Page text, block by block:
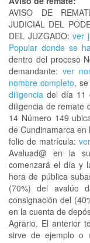
AVISO DE
JUDICIAL DEL
DEL JUZGADO: ver
Popular donde se
dentro del proceso
demandante: ver
nombre completo,
diligencia del día 11
diligencia de remate
14 Número 149
de Cundinamarca
folio de matrícula:
Avaluad@ en la
comenzará el día y
hora de pública
(70%) del avalúo
consignación del
en la cuenta de
Agrario. El anterior
sirve de ejemplo o